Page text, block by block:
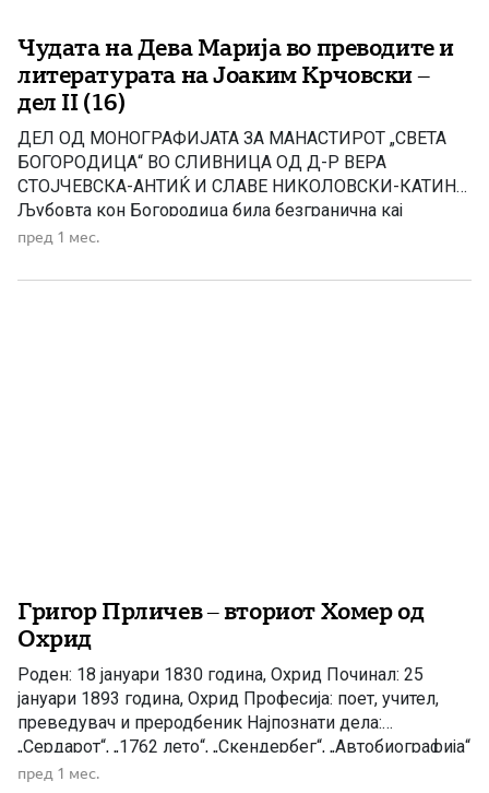
Чудата на Дева Марија во преводите и
литературата на Јоаким Крчовски –
дел II (16)
ДЕЛ ОД МОНОГРАФИЈАТА ЗА МАНАСТИРОТ „СВЕТА
БОГОРОДИЦА“ ВО СЛИВНИЦА ОД Д-Р ВЕРА
СТОЈЧЕВСКА-АНТИЌ И СЛАВЕ НИКОЛОВСКИ-КАТИН
Љубовта кон Богородица била безгранична кај
верниците. Во чудото 12 девојката Марија ја искажува
манастирскиот живот и нејзините богати родители ја
пред 1 мес.
Григор Прличев – вториот Хомер од
Охрид
Роден: 18 јануари 1830 година, Охрид Починал: 25
јануари 1893 година, Охрид Професија: поет, учител,
преведувач и преродбеник Најпознати дела:
„Сердарот“, „1762 лето“, „Скендербег“, „Автобиографија“
Признание: „Вториот Хомер“ по победата на поетскиот
пред 1 мес.